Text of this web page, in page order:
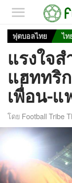
ฟุตบอลไทย ไท
แรงใจ
แฮททริ
เพื่อน-แ
โดย Football Tribe